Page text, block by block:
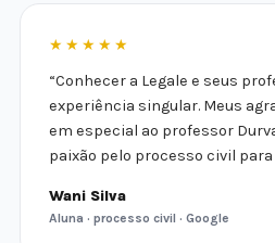
★★★★★
“Conhecer a Legale e seus
experiência singular. Meus
em especial ao professor
paixão pelo processo civil para
Wani Silva
Aluna · processo civil · Google